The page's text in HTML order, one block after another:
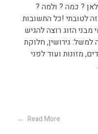
? כמה ? ולמה ?
לטובתי !כל התשובות
הזוג רוצה להגיש
גירושין, חלוקת
מזונות ועוד לפני
Read More